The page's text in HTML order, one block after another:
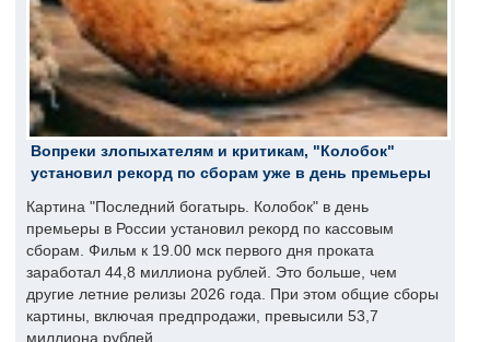
Вопреки злопыхателям и критикам, "Колобок"
установил рекорд по сборам уже в день премьеры
Картина "Последний богатырь. Колобок" в день
премьеры в России установил рекорд по кассовым
сборам. Фильм к 19.00 мск первого дня проката
заработал 44,8 миллиона рублей. Это больше, чем
другие летние релизы 2026 года. При этом общие сборы
картины, включая предпродажи, превысили 53,7
миллиона рублей.